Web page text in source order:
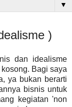
▼
)
dan idealisme
Bagi saya
ya bukan berarti
bisnis untuk
kegiatan 'non